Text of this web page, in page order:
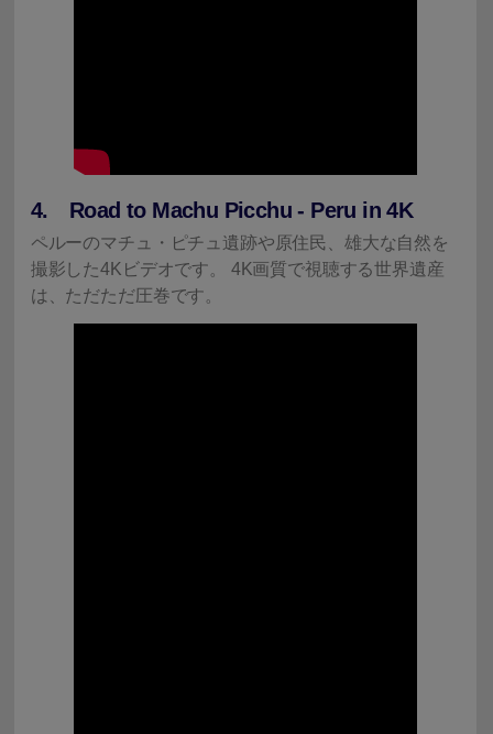
4. Road to Machu Picchu - Peru in 4K
ペルーのマチュ・ピチュ遺跡や原住民、雄大な自然を
撮影した4Kビデオです。 4K画質で視聴する世界遺産
は、ただただ圧巻です。